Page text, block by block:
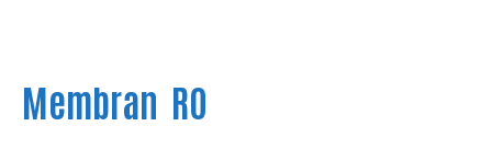
Membran RO